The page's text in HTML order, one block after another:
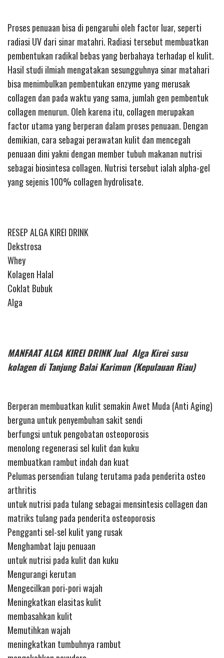
Proses penuaan bisa di pengaruhi oleh factor luar, seperti
radiasi UV dari sinar matahri. Radiasi tersebut membuatkan
pembentukan radikal bebas yang berbahaya terhadap el kulit.
Hasil studi ilmiah mengatakan sesungguhnya sinar matahari
bisa menimbulkan pembentukan enzyme yang merusak
collagen dan pada waktu yang sama, jumlah gen pembentuk
collagen menurun. Oleh karena itu, collagen merupakan
factor utama yang berperan dalam proses penuaan. Dengan
demikian, cara sebagai perawatan kulit dan mencegah
penuaan dini yakni dengan member tubuh makanan nutrisi
sebagai biosintesa collagen. Nutrisi tersebut ialah alpha-gel
yang sejenis 100% collagen hydrolisate.
RESEP ALGA KIREI DRINK
Dekstrosa
Whey
Kolagen Halal
Coklat Bubuk
Alga
MANFAAT ALGA KIREI DRINK Jual Alga Kirei susu
kolagen di Tanjung Balai Karimun (Kepulauan Riau)
Berperan membuatkan kulit semakin Awet Muda (Anti Aging)
berguna untuk penyembuhan sakit sendi
berfungsi untuk pengobatan osteoporosis
menolong regenerasi sel kulit dan kuku
membuatkan rambut indah dan kuat
Pelumas persendian tulang terutama pada penderita osteo
arthritis
untuk nutrisi pada tulang sebagai mensintesis collagen dan
matriks tulang pada penderita osteoporosis
Pengganti sel-sel kulit yang rusak
Menghambat laju penuaan
untuk nutrisi pada kulit dan kuku
Mengurangi kerutan
Mengecilkan pori-pori wajah
Meningkatkan elasitas kulit
membasahkan kulit
Memutihkan wajah
meningkatkan tumbuhnya rambut